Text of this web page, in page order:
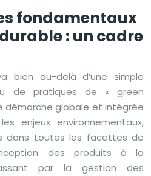
fondamentaux
: un cadre
bien au-delà d’une simple
de pratiques de « green
démarche globale et intégrée
enjeux environnementaux,
dans toutes les facettes de
des produits à la
par la gestion des